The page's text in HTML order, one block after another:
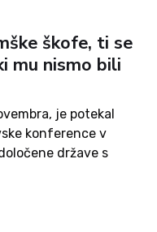
škofe, ti se
mu nismo bili
je potekal
konference v
države s
osebi v...